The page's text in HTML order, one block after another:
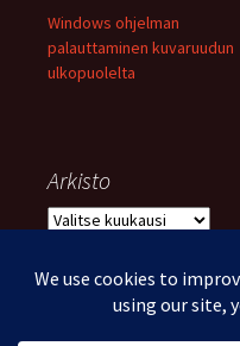
Windows ohjelman
palauttaminen kuvaruudun
ulkopuolelta
Arkisto
Arkisto